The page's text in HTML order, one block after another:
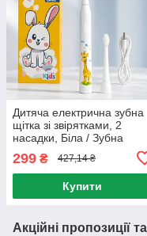
Дитяча електрична зубна
щітка зі звірятками, 2
насадки, Біла / Зубна
щітка для дітей / Щітка зі
змінною насадкою
299 ₴ 427,14 ₴
Купити
Акційні пропозиції